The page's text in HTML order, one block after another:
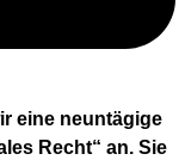
eine neuntägige
Recht“ an. Sie